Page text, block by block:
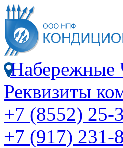
Набережные
Реквизиты
+7 (8552) 25-
+7 (917) 231-